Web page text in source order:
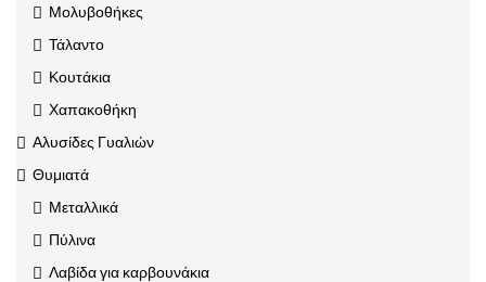
Μολυβοθήκες
Τάλαντο
Κουτάκια
Χαπακοθήκη
Αλυσίδες Γυαλιών
Θυμιατά
Μεταλλικά
Πύλινα
Λαβίδα για καρβουνάκια